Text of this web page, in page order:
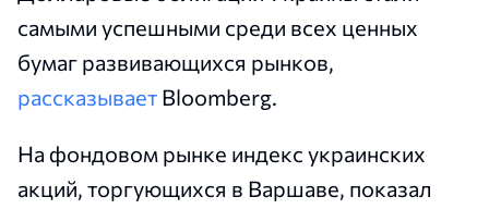
самыми успешными среди всех ценных
бумаг развивающихся рынков,
рассказывает Bloomberg.
На фондовом рынке индекс украинских
акций, торгующихся в Варшаве, показал